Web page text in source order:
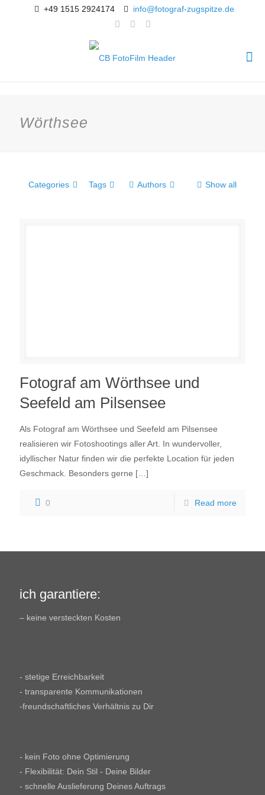
+49 1515 2924174 info@fotograf-zugspitze.de
Wörthsee
Categories Tags Authors Show all
Fotograf am Wörthsee und
Seefeld am Pilsensee
Als Fotograf am Wörthsee und Seefeld am Pilsensee
realisieren wir Fotoshootings aller Art. In wundervoller,
idyllischer Natur finden wir die perfekte Location für jeden
Geschmack. Besonders gerne […]
0 Read more
ich garantiere:
– keine versteckten Kosten
- stetige Erreichbarkeit
- transparente Kommunikationen
-freundschaftliches Verhältnis zu Dir
- kein Foto ohne Optimierung
- Flexibilität: Dein Stil - Deine Bilder
- schnelle Auslieferung Deines Auftrags